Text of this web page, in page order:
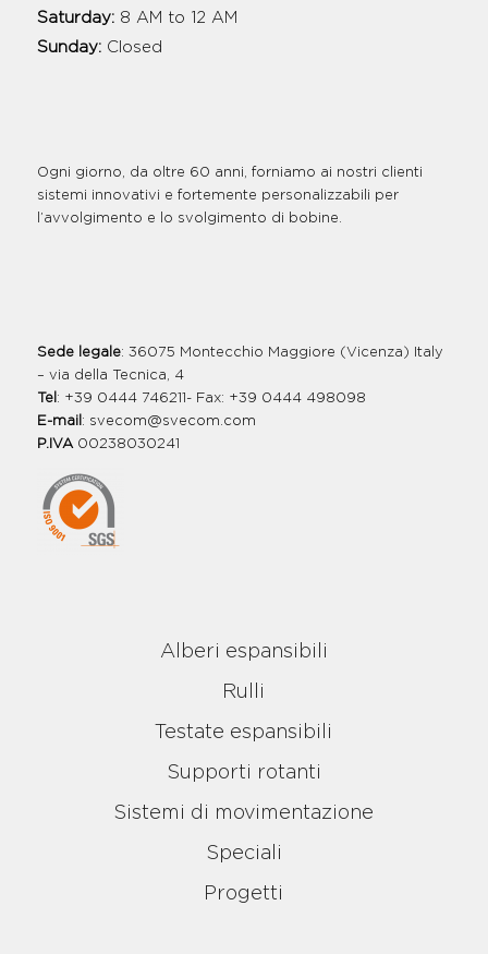
Saturday: 8 AM to 12 AM
Sunday: Closed
Ogni giorno, da oltre 60 anni, forniamo ai nostri clienti
sistemi innovativi e fortemente personalizzabili per
l’avvolgimento e lo svolgimento di bobine.
Sede legale: 36075 Montecchio Maggiore (Vicenza) Italy
– via della Tecnica, 4
Tel : +39 0444 746211- Fax: +39 0444 498098
E-mail : svecom@svecom.com
P.IVA00238030241
Alberi espansibili
Rulli
Testate espansibili
Supporti rotanti
Sistemi di movimentazione
Speciali
Progetti